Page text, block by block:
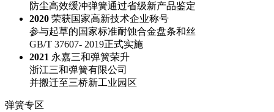
防尘高效缓冲弹簧通过省级新产品鉴定
2020 荣获国家高新技术企业称号
参与起草的国家标准耐蚀合金盘条和丝
GB/T 37607- 2019正式实施
2021 永嘉三和弹簧荣升
浙江三和弹簧有限公司
并搬迁至三桥新工业园区
弹簧专区